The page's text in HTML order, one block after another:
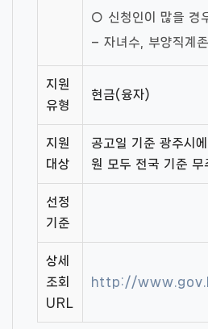
○ 신청인이 많을 경
– 자녀수, 부양직계
지원
유형
현금(융자)
지원
대상
공고일 기준 광주시
원 모두 전국 기준 무
선정
기준
상세
조회
URL
http://